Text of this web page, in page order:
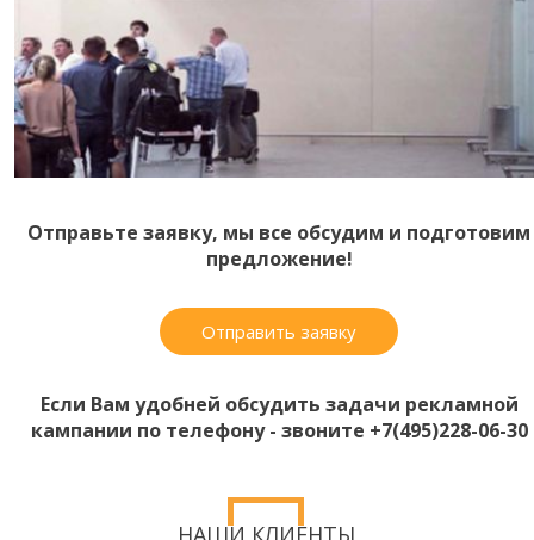
Отправьте заявку, мы все обсудим и подготовим
предложение!
Отправить заявку
Если Вам удобней обсудить задачи рекламной
кампании по телефону - звоните +7(495)228-06-30
НАШИ КЛИЕНТЫ